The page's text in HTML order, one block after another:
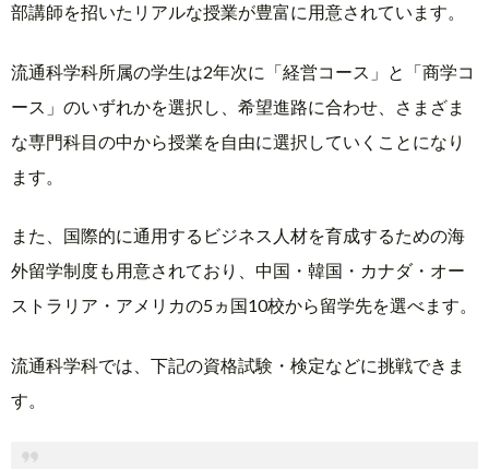
部講師を招いたリアルな授業が豊富に用意されています。
流通科学科所属の学生は2年次に「経営コース」と「商学コ
ース」のいずれかを選択し、希望進路に合わせ、さまざま
な専門科目の中から授業を自由に選択していくことになり
ます。
また、国際的に通用するビジネス人材を育成するための海
外留学制度も用意されており、中国・韓国・カナダ・オー
ストラリア・アメリカの5ヵ国10校から留学先を選べます。
流通科学科では、下記の資格試験・検定などに挑戦できま
す。